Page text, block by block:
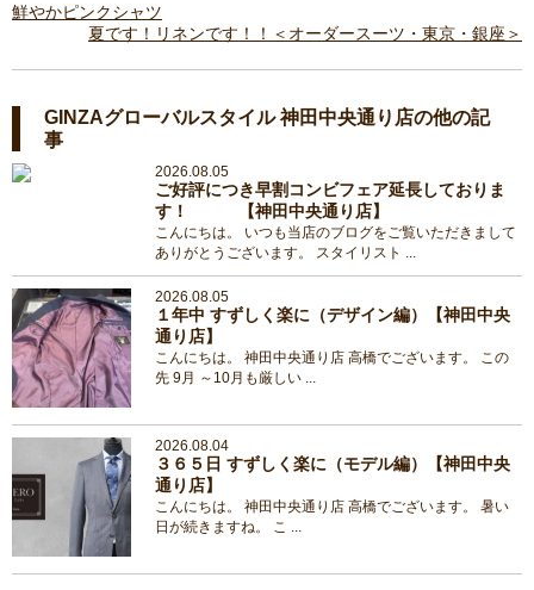
鮮やかピンクシャツ
夏です！リネンです！！＜オーダースーツ・東京・銀座＞
GINZAグローバルスタイル 神田中央通り店の他の記
事
2026.08.05
ご好評につき早割コンビフェア延長しておりま
す！ 【神田中央通り店】
こんにちは。 いつも当店のブログをご覧いただきまして
ありがとうございます。 スタイリスト ...
2026.08.05
１年中 すずしく楽に（デザイン編）【神田中央
通り店】
こんにちは。 神田中央通り店 高橋でございます。 この
先 9月 ～10月も厳しい ...
2026.08.04
３６５日 すずしく楽に（モデル編）【神田中央
通り店】
こんにちは。 神田中央通り店 高橋でございます。 暑い
日が続きますね。 こ ...